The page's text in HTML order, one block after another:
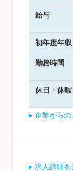
給与
初年度年収
勤務時間
休日・休暇
企業からの
求人詳細を